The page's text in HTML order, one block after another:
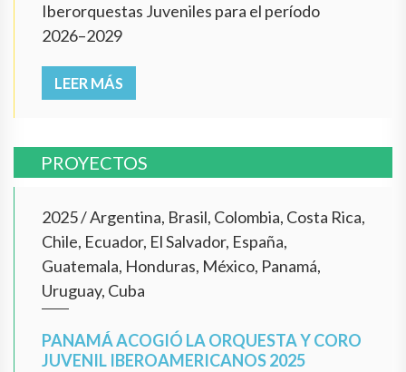
Iberorquestas Juveniles para el período
2026–2029
LEER MÁS
PROYECTOS
2025/Argentina, Brasil, Colombia, Costa Rica,
Chile, Ecuador, El Salvador, España,
Guatemala, Honduras, México, Panamá,
Uruguay, Cuba
PANAMÁ ACOGIÓ LA ORQUESTA Y CORO
JUVENIL IBEROAMERICANOS 2025